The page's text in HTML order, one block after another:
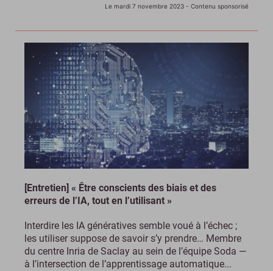
Le mardi 7 novembre 2023 - Contenu sponsorisé
[Entretien] « Être conscients des biais et des
erreurs de l’IA, tout en l’utilisant »
Interdire les IA génératives semble voué à l’échec ;
les utiliser suppose de savoir s’y prendre… Membre
du centre Inria de Saclay au sein de l’équipe Soda —
à l’intersection de l’apprentissage automatique...